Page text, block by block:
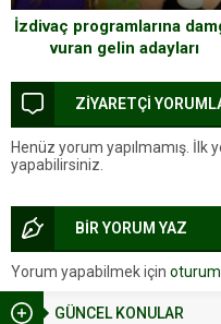
GÜNCEL KONULAR
İzdivaç programlarına
vuran gelin adayları
ZİYARETÇİ
Henüz yorum yapılmamış. İlk
yapabilirsiniz.
BİR YORUM YAZ
Yorum yapabilmek için oturum